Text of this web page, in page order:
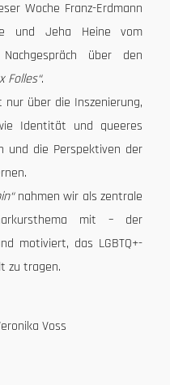
Woche Franz-Erdmann
und Jeha Heine vom
über den
Folles“.
über die Inszenierung,
Identität und queeres
und die Perspektiven der
nahmen wir als zentrale
mit – der
motiviert, das LGBTQ+-
zu tragen.
Voss